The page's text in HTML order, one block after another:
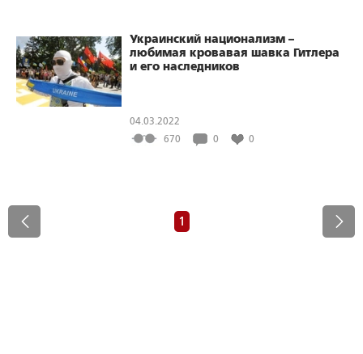
Украинский национализм –
любимая кровавая шавка Гитлера
и его наследников
04.03.2022
670
0 0
1